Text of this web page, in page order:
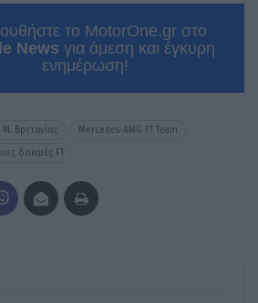
το MotorOne.gr στο
News για άμεση και έγκυρη
ενημέρωση!
Μ. Βρετανίας Mercedes-AMG F1 Team
δοκιμές F1